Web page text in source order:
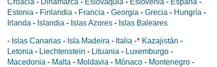
Croacia - Dinamarca - Eslovaquia - Eslovenia - España -
Estonia - Finlandia - Francia - Georgia - Grecia - Hungría -
Irlanda - Islandia - Islas Azores - Islas Baleares
- Islas Canarias - Isla Madeira - Italia -* Kazajistán -
Letonia - Liechtenstein - Lituania - Luxemburgo -
Macedonia - Malta - Moldavia - Mónaco - Montenegro -